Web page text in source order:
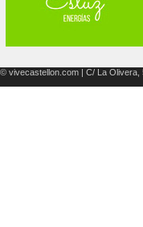
© vivecastellon.com | C/ La Olivera,